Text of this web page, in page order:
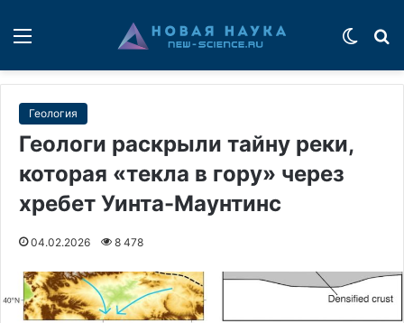
Геология
Геологи раскрыли тайну реки,
которая «текла в гору» через
хребет Уинта-Маунтинс
04.02.2026 8 478